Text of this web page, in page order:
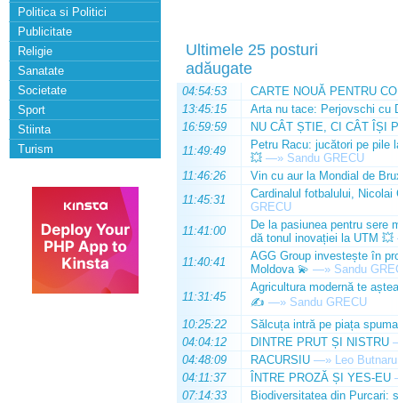
Politica si Politici
Publicitate
Religie
Sanatate
Societate
Sport
Stiinta
Turism
Ultimele 25 posturi
adăugate
04:54:53
CARTE NOUĂ PENTRU
13:45:15
Arta nu tace: Perjovschi cu
16:59:59
NU CÂT ȘTIE, CI CÂT ÎȘI
11:49:49
Petru Racu: jucători pe pile
💥 —» Sandu GRECU
11:46:26
Vin cu aur la Mondial de
11:45:31
Cardinalul fotbalului,
GRECU
11:41:00
De la pasiunea pentru sere
dă tonul inovației la UTM 💥
11:40:41
AGG Group investește în
Moldova 💫 —» Sandu
11:31:45
Agricultura modernă te
✍️ —» Sandu GRECU
10:25:22
Sălcuța intră pe piața
04:04:12
DINTRE PRUT ȘI NISTRU
04:48:09
RACURSIU —» Leo Butnaru
04:11:37
ÎNTRE PROZĂ ȘI YES-EU
07:14:33
Biodiversitatea din Purcari: